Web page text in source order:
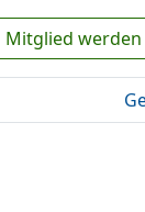
Mitglied werden